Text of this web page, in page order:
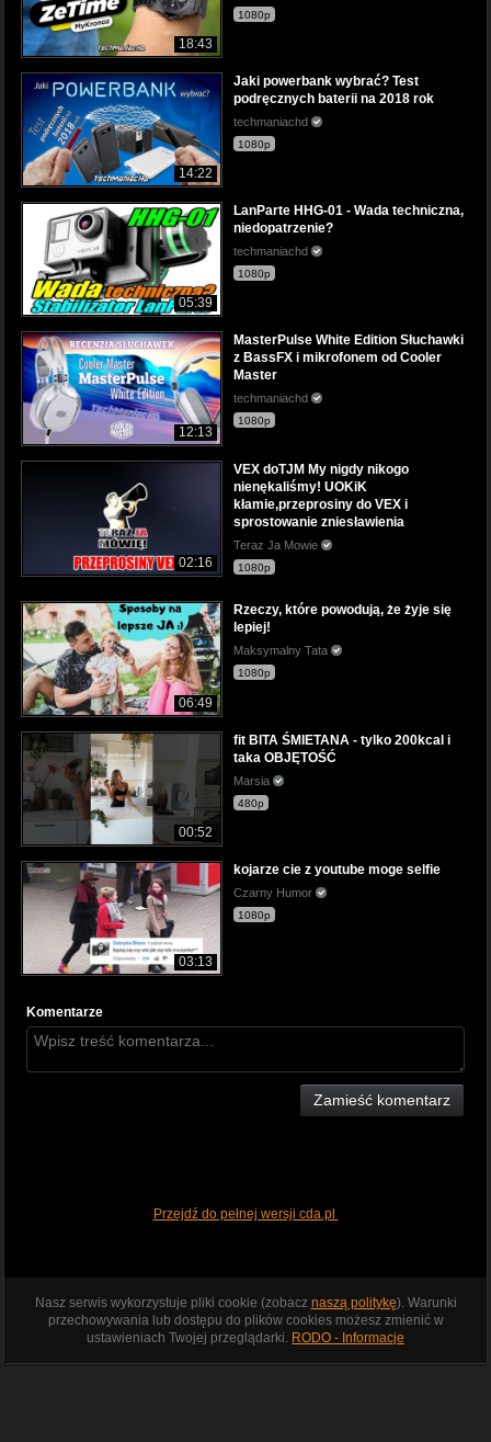
18:43
1080p
14:22
Jaki powerbank wybrać? Test
podręcznych baterii na 2018 rok
techmaniachd
1080p
05:39
LanParte HHG-01 - Wada techniczna,
niedopatrzenie?
techmaniachd
1080p
12:13
MasterPulse White Edition Słuchawki
z BassFX i mikrofonem od Cooler
Master
techmaniachd
1080p
02:16
VEX doTJM My nigdy nikogo
nienękaliśmy! UOKiK
kłamie,przeprosiny do VEX i
sprostowanie zniesławienia
Teraz Ja Mowie
1080p
06:49
Rzeczy, które powodują, że żyje się
lepiej!
Maksymalny Tata
1080p
00:52
fit BITA ŚMIETANA - tylko 200kcal i
taka OBJĘTOŚĆ
Marsia
480p
03:13
kojarze cie z youtube moge selfie
Czarny Humor
1080p
Komentarze
Zamieść komentarz
Przejdź do pełnej wersji cda.pl
Nasz serwis wykorzystuje pliki cookie (zobacz naszą politykę). Warunki
przechowywania lub dostępu do plików cookies możesz zmienić w
ustawieniach Twojej przeglądarki. RODO - Informacje